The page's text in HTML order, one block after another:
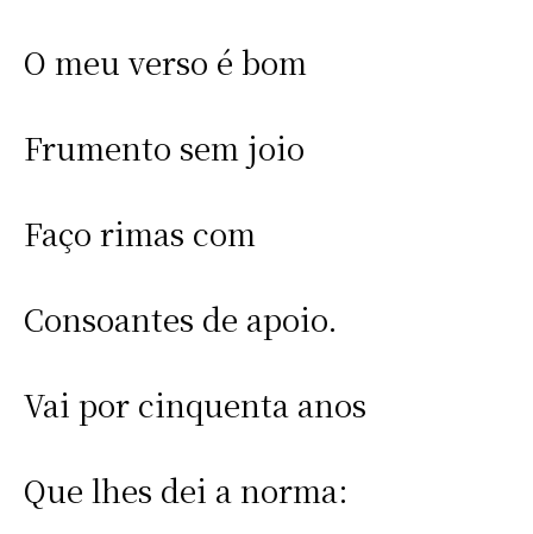
O meu verso é bom
Frumento sem joio
Faço rimas com
Consoantes de apoio.
Vai por cinquenta anos
Que lhes dei a norma: